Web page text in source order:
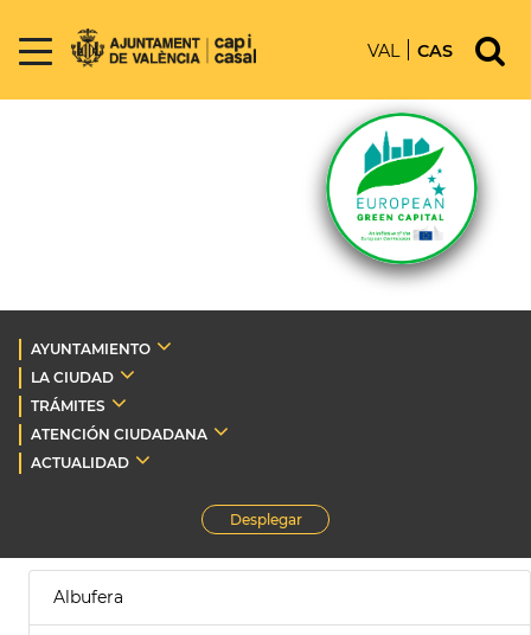
VAL CAS
AYUNTAMIENTO
LA CIUDAD
TRÁMITES
ATENCIÓN CIUDADANA
ACTUALIDAD
Desplegar
Albufera